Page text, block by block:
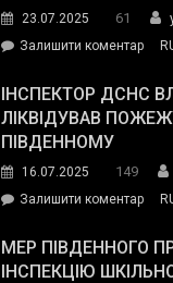
гуманітарну
допомогу
23.07.2025 61
Залишити коментарon
та
ІНСПЕКТОР ДСНС
ЛІКВІДУВАВ
ПІВДЕННОМУ
16.07.2025 149
Залишити коментарon
МЕР ПІВДЕННОГО
ІНСПЕКЦІЮ